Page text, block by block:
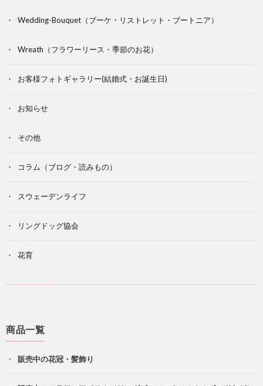
Wedding-Bouquet（ブーケ・リストレット・ブートニア）
Wreath（フラワーリース・季節のお花）
お客様フォトギャラリー(結婚式・お誕生日)
お知らせ
その他
コラム（ブログ・読みもの）
スウェーデンライフ
リングドッグ協会
花育
商品一覧
販売中の花冠・髪飾り